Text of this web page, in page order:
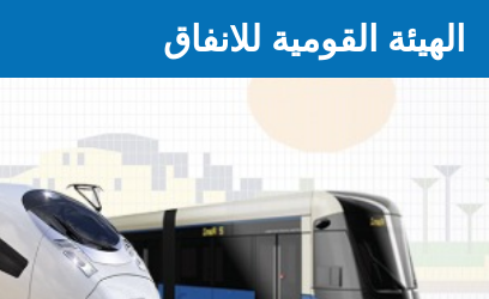
الهيئة القومية للانفاق